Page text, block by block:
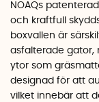
NOAQs
och kraftfull
boxvallen är
asfalterade gator,
ytor som
designad för att
vilket innebär att